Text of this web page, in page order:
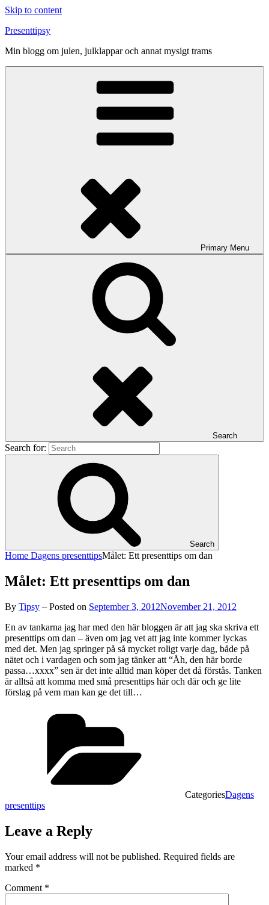
Skip to content
Presenttipsy
Min blogg om julen, julklappar och annat mysigt trams
Primary Menu
Search
Search for:
Search
Home Dagens presenttipsMålet: Ett presenttips om dan
Målet: Ett presenttips om dan
By Tipsy – Posted on September 3, 2012November 21, 2012
En av tankarna jag har med den här bloggen är att jag ska skriva ett
presenttips om dan – även om jag vet att jag inte kommer lyckas
med det. Men jag springer på så mycket roligt varje dag, både på
nätet och i vardagen och som jag tänker att “Åh, den här borde
passa…xxxx” sen är det inte alltid man köper det då förstås. Tanken
är alltså att komma med små presenttips här och där och ge lite
förslag på vem man kan ge det till…
CategoriesDagens
presenttips
Leave a Reply
Your email address will not be published. Required fields are
marked *
Comment *